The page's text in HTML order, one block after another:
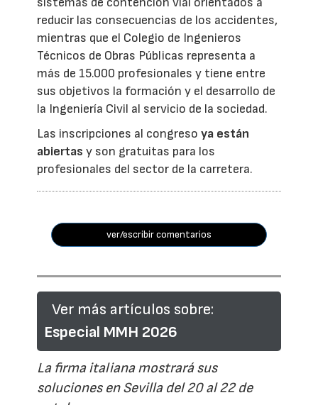
reducir las consecuencias de los accidentes,
mientras que el Colegio de Ingenieros
Técnicos de Obras Públicas representa a
más de 15.000 profesionales y tiene entre
sus objetivos la formación y el desarrollo de
la Ingeniería Civil al servicio de la sociedad.
Las inscripciones al congresoya están
abiertas y son gratuitas para los
profesionales del sector de la carretera.
ver/escribir comentarios
Ver más artículos sobre:
Especial MMH 2026
La firma italiana mostrará sus
soluciones en Sevilla del 20 al 22 de